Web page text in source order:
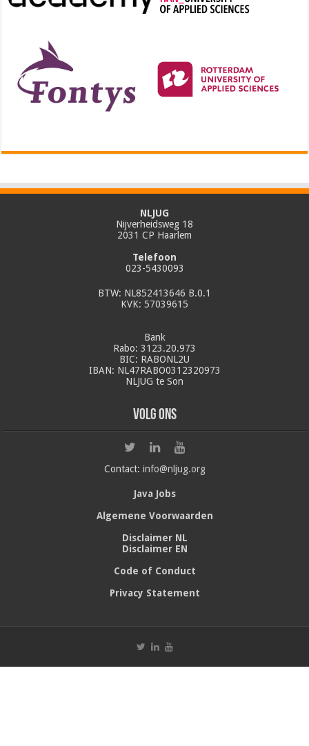
NLJUG
Nijverheidsweg 18
2031 CP Haarlem
Telefoon
023-5430093
BTW: NL852413646 B.0.1
KVK: 57039615
Bank
Rabo: 3123.20.973
BIC: RABONL2U
IBAN: NL47RABO0312320973
NLJUG te Son
Volg ons
Contact: info@nljug.org
Java Jobs
Algemene Voorwaarden
Disclaimer NL
Disclaimer EN
Code of Conduct
Privacy Statement